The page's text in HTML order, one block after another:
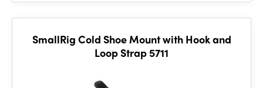
SmallRig Cold Shoe Mount with Hook and
Loop Strap 5711